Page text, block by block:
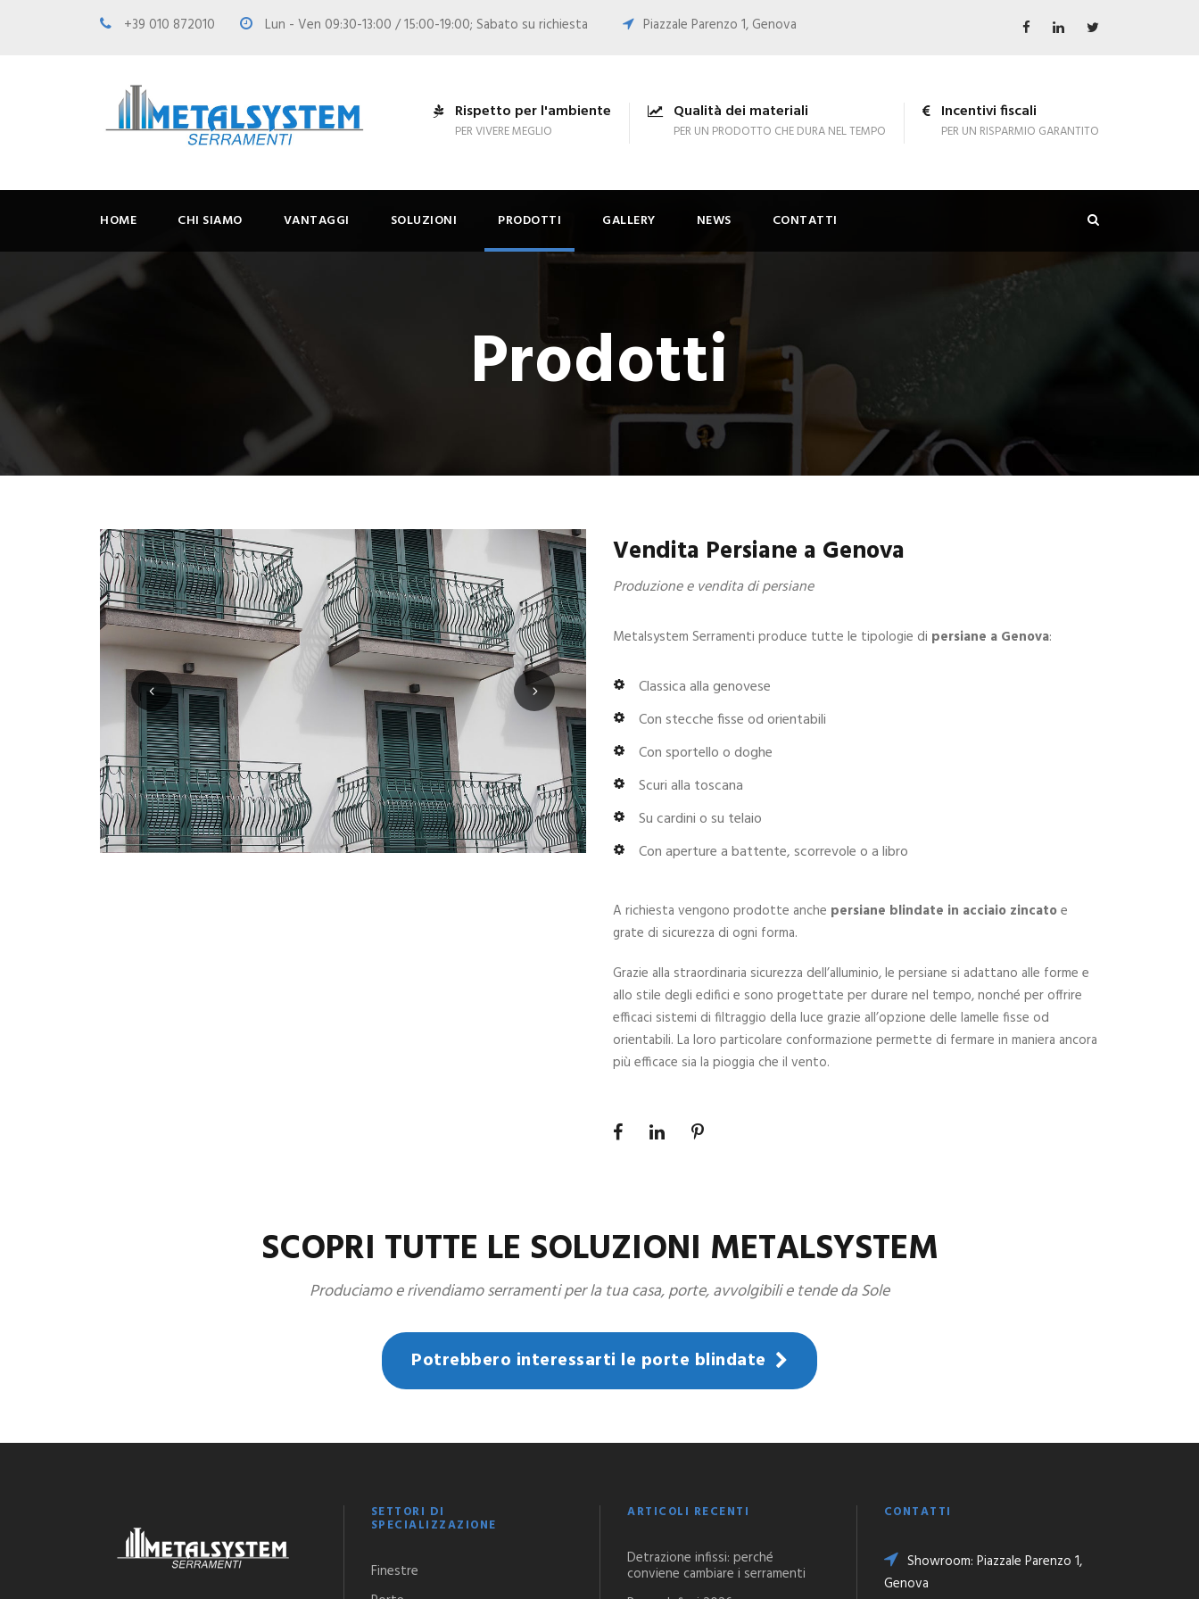
+39 010 872010 Lun - Ven 09:30-13:00 / 15:00-19:00; Sabato su richiesta Piazzale Parenzo 1, Genova
Rispetto per l'ambiente
PER VIVERE MEGLIO
Qualità dei materiali
PER UN PRODOTTO CHE DURA NEL TEMPO
Incentivi fiscali
PER UN RISPARMIO GARANTITO
HOME CHI SIAMO VANTAGGI SOLUZIONI PRODOTTI GALLERY NEWS CONTATTI
Prodotti
Vendita Persiane a Genova
Produzione e vendita di persiane
Metalsystem Serramenti produce tutte le tipologie di persiane a Genova:
Classica alla genovese
Con stecche fisse od orientabili
Con sportello o doghe
Scuri alla toscana
Su cardini o su telaio
Con aperture a battente, scorrevole o a libro
A richiesta vengono prodotte anche persiane blindate in acciaio zincatoe
grate di sicurezza di ogni forma.
Grazie alla straordinaria sicurezza dell’alluminio, le persiane si adattano alle forme e
allo stile degli edifici e sono progettate per durare nel tempo, nonché per offrire
efficaci sistemi di filtraggio della luce grazie all’opzione delle lamelle fisse od
orientabili. La loro particolare conformazione permette di fermare in maniera ancora
più efficace sia la pioggia che il vento.
SCOPRI TUTTE LE SOLUZIONI METALSYSTEM
Produciamo e rivendiamo serramenti per la tua casa, porte, avvolgibili e tende da Sole
Potrebbero interessarti le porte blindate
SETTORI DI
SPECIALIZZAZIONE
Finestre
ARTICOLI RECENTI
Detrazione infissi: perché
conviene cambiare i serramenti
CONTATTI
Showroom: Piazzale Parenzo 1,
Genova